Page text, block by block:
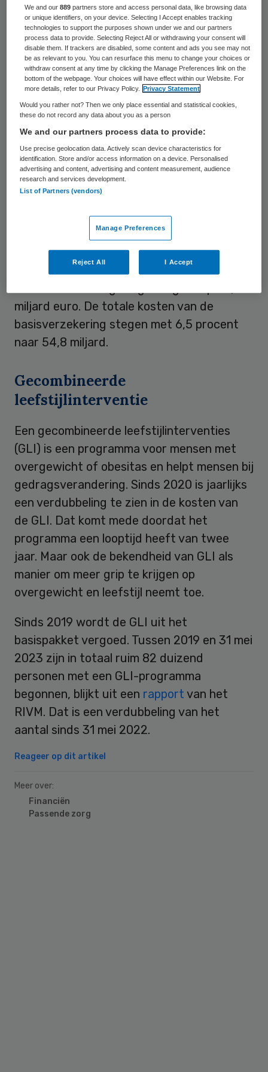
ZiN met zorgdata beter gestuurd worden
op passende zorg. “Zonder data kun je geen
trends waarnemen en ook niet monitoren of
de beweging richting passende zorg
daadwerkelijk wordt ingeslagen.” De cijfers
zijn gepubliceerd op de websitevan
Zorgcijferdatabank.
Stijgende lonen
In de totale kosten is terug te zien dat in de
hele zorg de prijzen en de lonen van
personeel stijgen,schrijfthet ZiN. De
stijging is daarmee hoger dan de
gemiddelde stijging tussen 2015 en 2022.
Met de stijging van 9,2 procent komen de
miljard euro. De totale kosten van de
basisverzekering stegen met 6,5 procent
naar 54,8 miljard.
Gecombineerde
leefstijlinterventie
Een gecombineerde leefstijlinterventies
(GLI) is een programma voor mensen met
overgewicht of obesitas en helpt mensen bij
gedragsverandering. Sinds 2020 is jaarlijks
een verdubbeling te zien in de kosten van
de GLI. Dat komt mede doordat het
programma een looptijd heeft van twee
jaar. Maar ook de bekendheid van GLI als
manier om meer grip te krijgen op
overgewicht en leefstijl neemt toe.
Sinds 2019 wordt de GLI uit het
basispakket vergoed. Tussen 2019 en 31 mei
2023 zijn in totaal ruim 82 duizend
personen met een GLI-programma
begonnen, blijkt uit een rapport van het
RIVM. Dat is een verdubbeling van het
aantal sinds 31 mei 2022.
Reageer op dit artikel
Meer over:
Financiën
Passende zorg
We and our889 partners store and access personal data, like browsing data
or unique identifiers, on your device. Selecting I Accept enables tracking
technologies to support the purposes shown under we and our partners
process data to provide. Selecting Reject All or withdrawing your consent will
disable them. If trackers are disabled, some content and ads you see may not
be as relevant to you. You can resurface this menu to change your choices or
withdraw consent at any time by clicking the Manage Preferences link on the
bottom of the webpage. Your choices will have effect within our Website. For
more details, refer to our Privacy Policy.
Privacy Statement
Would you rather not? Then we only place essential and statistical cookies,
these do not record any data about you as a person
We and our partners process data to provide:
Use precise geolocation data. Actively scan device characteristics for
identification. Store and/or access information on a device. Personalised
advertising and content, advertising and content measurement, audience
research and services development.
List of Partners (vendors)
Manage Preferences
Reject All I Accept